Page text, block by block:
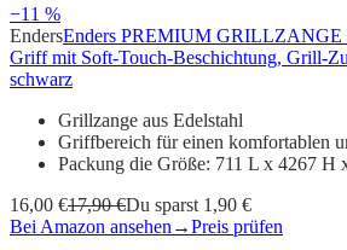
−11 %
EndersEnders PREMIUM
Griff mit Soft-Touch-Beschichtung, Grill-
schwarz
Grillzange aus Edelstahl
Griffbereich für einen komfortablen
Packung die Größe: 711 L x 4267 H
16,00 €17,90 €Du sparst 1,90 €
Bei Amazon ansehen →Preis prüfen